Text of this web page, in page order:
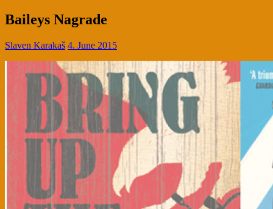
Baileys Nagrade
Slaven Karakaš 4. June 2015